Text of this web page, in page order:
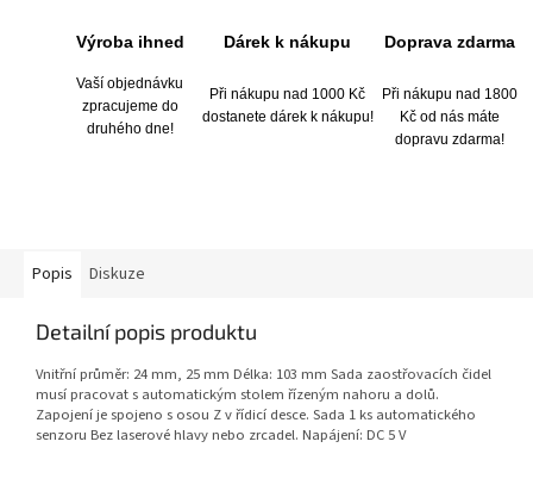
Výroba ihned Dárek k nákupu Doprava zdarma
Vaší objednávku
zpracujeme do
druhého dne!
Při nákupu nad 1000 Kč
dostanete dárek k nákupu!
Při nákupu nad 1800
Kč od nás máte
dopravu zdarma!
Popis Diskuze
Detailní popis produktu
Vnitřní průměr: 24 mm, 25 mm Délka: 103 mm Sada zaostřovacích čidel
musí pracovat s automatickým stolem řízeným nahoru a dolů.
Zapojení je spojeno s osou Z v řídicí desce. Sada 1 ks automatického
senzoru Bez laserové hlavy nebo zrcadel. Napájení: DC 5 V